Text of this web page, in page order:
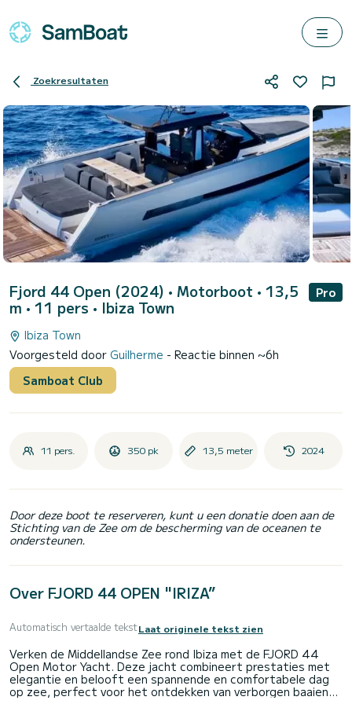
Zoekresultaten
Fjord 44 Open (2024) • Motorboot • 13,5
m • 11 pers • Ibiza Town
Pro
Ibiza Town
Voorgesteld door Guilherme - Reactie binnen ~6h
Samboat Club
11 pers. 350 pk 13,5 meter 2024
Door deze boot te reserveren, kunt u een donatie doen aan de
Stichting van de Zee om de bescherming van de oceanen te
ondersteunen.
Over FJORD 44 OPEN "IRIZA”
Automatisch vertaalde tekstLaat originele tekst zien
Verken de Middellandse Zee rond Ibiza met de FJORD 44
Open Motor Yacht. Deze jacht combineert prestaties met
elegantie en belooft een spannende en comfortabele dag
op zee, perfect voor het ontdekken van verborgen baaien